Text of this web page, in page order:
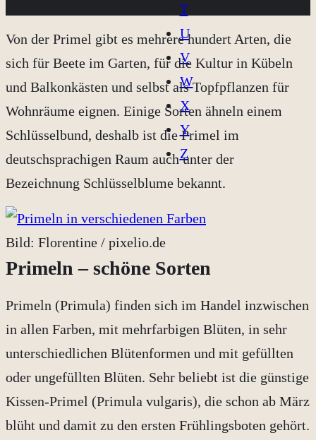
T
U
V
W
X
Y
Z
Von der Primel gibt es mehrere hundert Arten, die
sich für Beete im Garten, für die Kultur in Kübeln
und Balkonkästen und selbst als Topfpflanzen für
Wohnräume eignen. Einige Sorten ähneln einem
Schlüsselbund, deshalb ist die Primel im
deutschsprachigen Raum auch unter der
Bezeichnung Schlüsselblume bekannt.
Bild: Florentine / pixelio.de
Primeln – schöne Sorten
Primeln (Primula) finden sich im Handel inzwischen
in allen Farben, mit mehrfarbigen Blüten, in sehr
unterschiedlichen Blütenformen und mit gefüllten
oder ungefüllten Blüten. Sehr beliebt ist die günstige
Kissen-Primel (Primula vulgaris), die schon ab März
blüht und damit zu den ersten Frühlingsboten gehört.